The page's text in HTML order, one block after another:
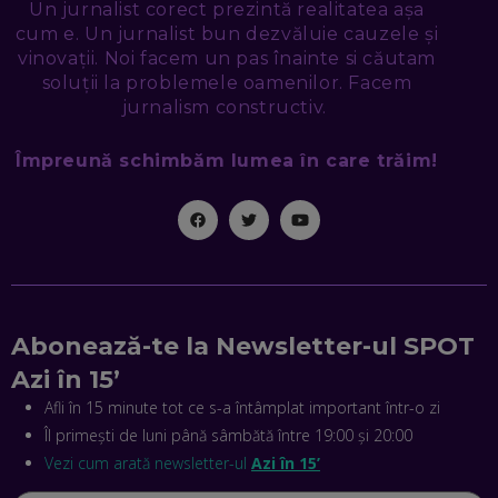
SEAMA CĂ CINEVA ÎNCEARCĂ SĂ TE MANIPULEZE, ONLINE.
CE-AM ÎNVĂȚAT DIN EPISODUL GEORGESCU
EP. 46
EP. 45
ANTONIO ENACHE, SENSE4FIT: CUM TE AJUTĂ
TEHNOLOGIA SĂ FACI SPORT, SĂ FII MAI COMPETITIV ȘI SĂ
EP. 44
DISPECERAT AUTOMAT DE PE PIAȚĂ! CUM POATE
ASIA
EP. 43
ANDREI NICOARĂ, EXPERT ÎN E-GUVERNARE: N-O SĂ NE
MAI MEARGĂ PREA MULT CU MANȚOGĂRII! DACĂ NU NE
PROBLEME
Un jurnalist corect prezintă realitatea așa
cum e. Un jurnalist bun dezvăluie cauzele și
vinovații. Noi facem un pas înainte si căutam
soluții la problemele oamenilor. Facem
jurnalism constructiv.
Împreună schimbăm lumea în care trăim!
Abonează-te la Newsletter-ul SPOT
Azi în 15’
Afli în 15 minute tot ce s-a întâmplat important într-o zi
Îl primești de luni până sâmbătă între 19:00 și 20:00
Vezi cum arată newsletter-ul Azi în 15’